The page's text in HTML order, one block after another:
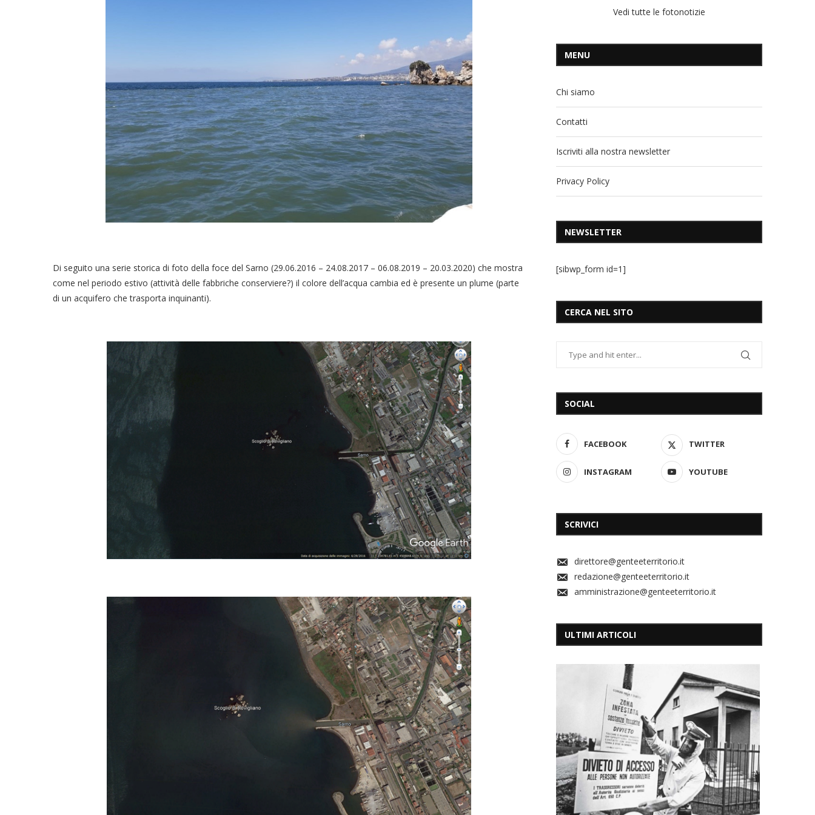
Di seguito una serie storica di foto della foce del Sarno (29.06.2016 – 24.08.2017 – 06.08.2019 – 20.03.2020) che mostra
come nel periodo estivo (attività delle fabbriche conserviere?) il colore dell’acqua cambia ed è presente un plume (parte
di un acquifero che trasporta inquinanti).
Vedi tutte le fotonotizie
MENU
Chi siamo
Contatti
Iscriviti alla nostra newsletter
Privacy Policy
NEWSLETTER
[sibwp_form id=1]
CERCA NEL SITO
SOCIAL
FACEBOOK TWITTER
INSTAGRAM YOUTUBE
SCRIVICI
direttore@genteeterritorio.it
redazione@genteeterritorio.it
amministrazione@genteeterritorio.it
ULTIMI ARTICOLI